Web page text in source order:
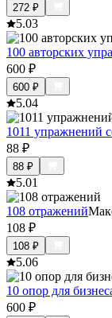
272 ₽
5.03
100 авторских
600 ₽
600 ₽
5.04
1011 упражнений
88 ₽
88 ₽
5.01
108 отражений
108 ₽
108 ₽
5.06
10 опор для
600 ₽